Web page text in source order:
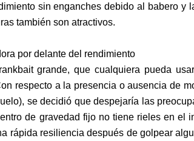
sin enganches debido al babero y
también son atractivos.
por delante del rendimiento
grande, que cualquiera pueda
respecto a la presencia o ausencia de
se decidió que despejaría las
de gravedad fijo no tiene rieles en el
rápida resiliencia después de golpear